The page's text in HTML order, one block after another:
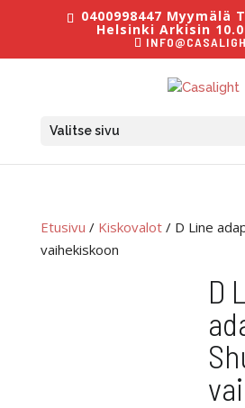
0400998447 Myymälä
Helsinki Arkisin
Valitse sivu
Etusivu / Kiskovalot/ D Line
vaihekiskoon
D